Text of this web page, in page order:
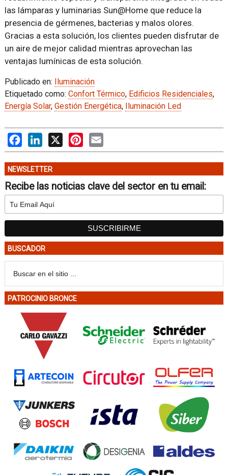
las lámparas y luminarias Sun@Home que reduce la
presencia de gérmenes, bacterias y malos olores.
Gracias a esta solución, los clientes pueden disfrutar de
un aire de mejor calidad mientras aprovechan las
ventajas lumínicas de esta solución.
Publicado en:
Iluminación
Etiquetado como: Confort Térmico, Edificios Residenciales,
Energía Solar, Gestión Energética, Iluminación Led
FacebookLinkedIn Pinterest
NEWSLETTER
Recibe las noticias clave del sector en tu email:
BUSCADOR
PATROCINIO BRONCE